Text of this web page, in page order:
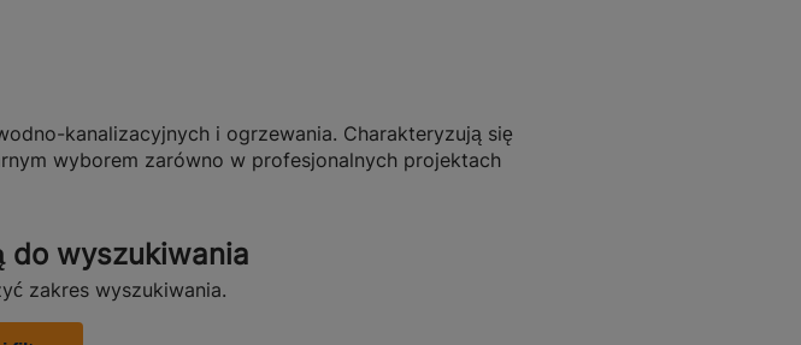
kanalizacyjnych i ogrzewania. Charakteryzują się
wyborem zarówno w profesjonalnych projektach
w różnych sytuacjach. Doskonale sprawdzają się w
i bezciśnieniowych. Dostępne są w różnych
i wymagań każdego projektu.
do wyszukiwania
zakres wyszukiwania.